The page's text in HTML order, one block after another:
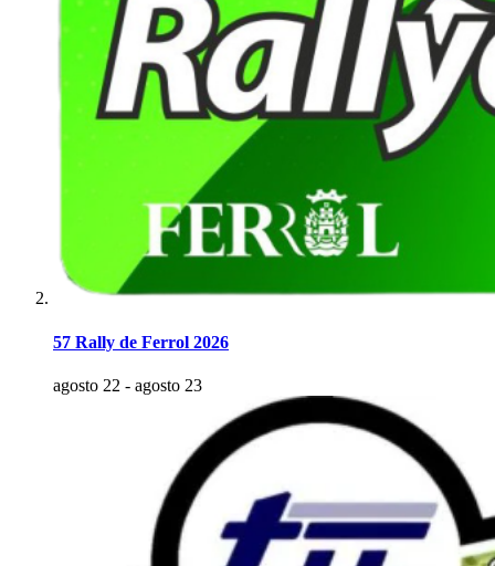
57 Rally de Ferrol 2026
agosto 22 - agosto 23